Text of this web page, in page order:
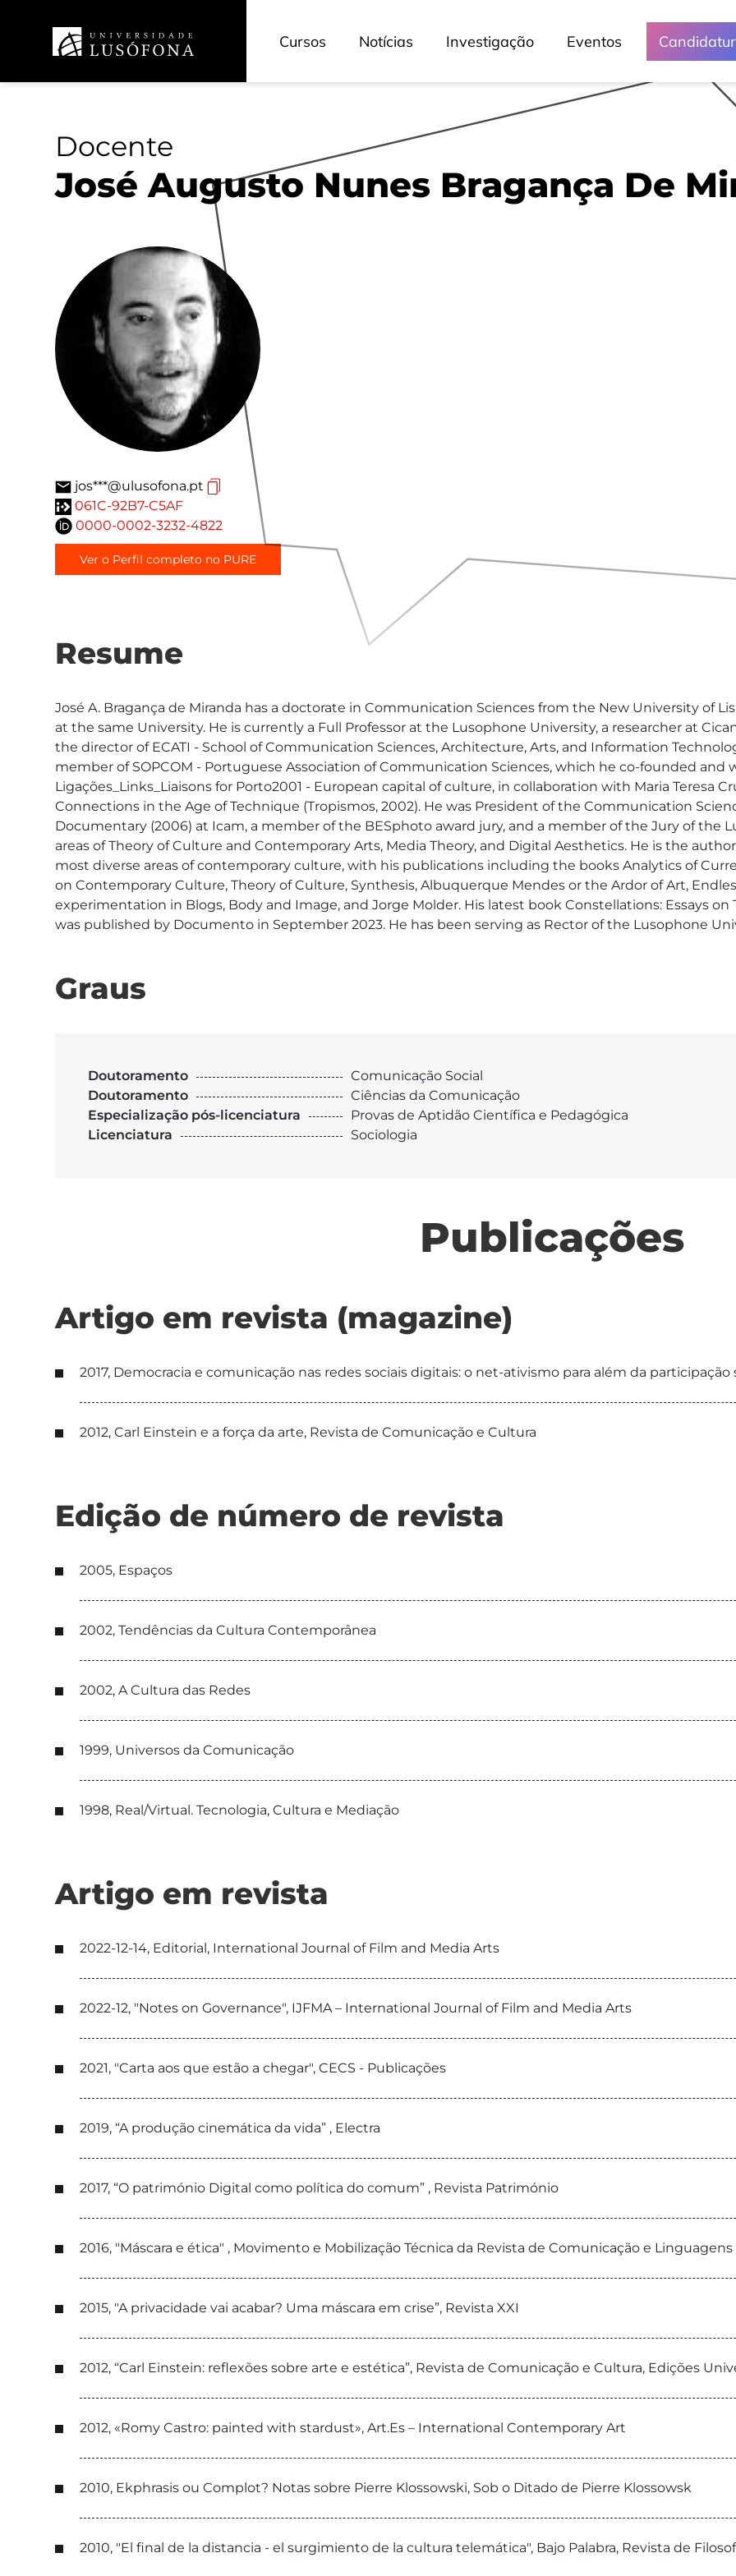
Cursos Notícias Investigação Eventos
Docente
José Augusto Nunes Bragança De
jos***@ulusofona.pt
061C-92B7-C5AF
0000-0002-3232-4822
Ver o Perfil completo no PURE
Resume
José A. Bragança de Miranda has a doctorate in Communication Sciences from the New University of
at the same University. He is currently a Full Professor at the Lusophone University, a researcher at
the director of ECATI - School of Communication Sciences, Architecture, Arts, and Information
member of SOPCOM - Portuguese Association of Communication Sciences, which he co-founded and
Ligações_Links_Liaisons for Porto2001 - European capital of culture, in collaboration with Maria Teresa
Connections in the Age of Technique (Tropismos, 2002). He was President of the Communication
Documentary (2006) at Icam, a member of the BESphoto award jury, and a member of the Jury of the
areas of Theory of Culture and Contemporary Arts, Media Theory, and Digital Aesthetics. He is the
most diverse areas of contemporary culture, with his publications including the books Analytics of
on Contemporary Culture, Theory of Culture, Synthesis, Albuquerque Mendes or the Ardor of Art,
experimentation in Blogs, Body and Image, and Jorge Molder. His latest book Constellations: Essays
was published by Documento in September 2023. He has been serving as Rector of the Lusophone
Graus
Doutoramento
Comunicação Social
Doutoramento
Ciências da Comunicação
Especialização pós-licenciatura
Provas de Aptidão Científica e Pedagógica
Licenciatura
Sociologia
Publicações
Artigo em revista (magazine)
2017, Democracia e comunicação nas redes sociais digitais: o net-ativismo para além da
2012, Carl Einstein e a força da arte, Revista de Comunicação e Cultura
Edição de número de revista
2005, Espaços
2002, Tendências da Cultura Contemporânea
2002, A Cultura das Redes
1999, Universos da Comunicação
1998, Real/Virtual. Tecnologia, Cultura e Mediação
Artigo em revista
2022-12-14, Editorial, International Journal of Film and Media Arts
2022-12, "Notes on Governance", IJFMA – International Journal of Film and Media Arts
2021, "Carta aos que estão a chegar", CECS - Publicações
2019, “A produção cinemática da vida” , Electra
2017, “O património Digital como política do comum” , Revista Património
2016, "Máscara e ética" , Movimento e Mobilização Técnica da Revista de Comunicação e Linguagens
2015, "A privacidade vai acabar? Uma máscara em crise”, Revista XXI
2012, “Carl Einstein: reflexões sobre arte e estética”, Revista de Comunicação e Cultura, Edições
2012, «Romy Castro: painted with stardust», Art.Es – International Contemporary Art
2010, Ekphrasis ou Complot? Notas sobre Pierre Klossowski, Sob o Ditado de Pierre Klossowsk
2010, "El final de la distancia - el surgimiento de la cultura telemática", Bajo Palabra, Revista de